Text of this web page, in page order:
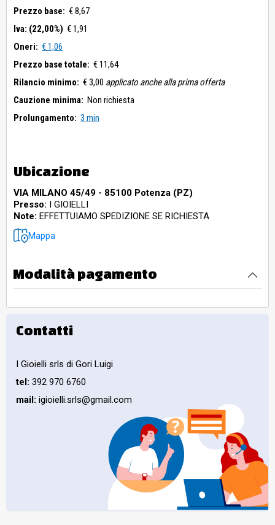
Prezzo base: € 8,67
Iva: (22,00%) € 1,91
Oneri: € 1,06
Prezzo base totale: € 11,64
Rilancio minimo: € 3,00 applicato anche alla prima offerta
Cauzione minima: Non richiesta
Prolungamento: 3 min
Ubicazione
VIA MILANO 45/49 - 85100 Potenza (PZ)
Presso: I GIOIELLI
Note: EFFETTUIAMO SPEDIZIONE SE RICHIESTA
Mappa
Modalità pagamento
Contatti
I Gioielli srls di Gori Luigi
tel: 392 970 6760
mail: igioielli.srls@gmail.com